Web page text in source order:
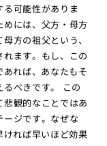
可能性がありま
には、父方・母方
方の祖父という、
ます。もし、この
れば、あなたもそ
べきです。 この
悲観的なことではあ
ージです。なぜな
ければ早いほど効果